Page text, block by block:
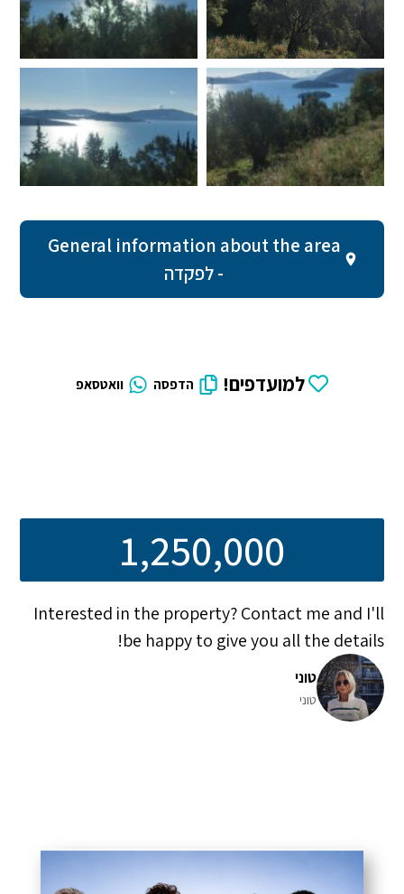
General information about the area
- לפקדה
למועדפים! הדפסה וואטסאפ
1,250,000
Interested in the property? Contact me and I'll
be happy to give you all the details!
טוני
טוני